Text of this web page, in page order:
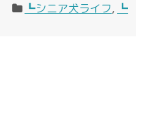
┗シニア犬ライフ, ┗